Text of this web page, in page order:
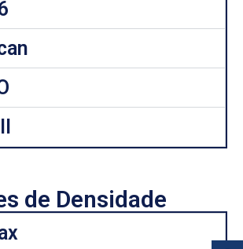
de Densidade